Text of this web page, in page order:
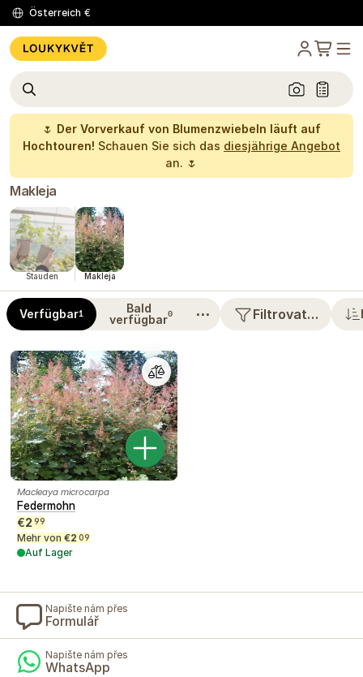
Österreich €
🌷 Der Vorverkauf von Blumenzwiebeln läuft auf
Hochtouren! Schauen Sie sich das diesjährige Angebot
an. 🌷
Makleja
Stauden Makleja
Verfügbar1
Bald
verfügbar0 ⋯ Filtrovat…
Macleaya microcarpa
Federmohn
€2 99
Mehr von €2 09
Auf Lager
Napište nám přes
Formulář
Napište nám přes
WhatsApp